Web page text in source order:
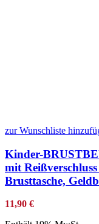
zur Wunschliste
Kinder-
mit
Brusttasche,
11,90 €